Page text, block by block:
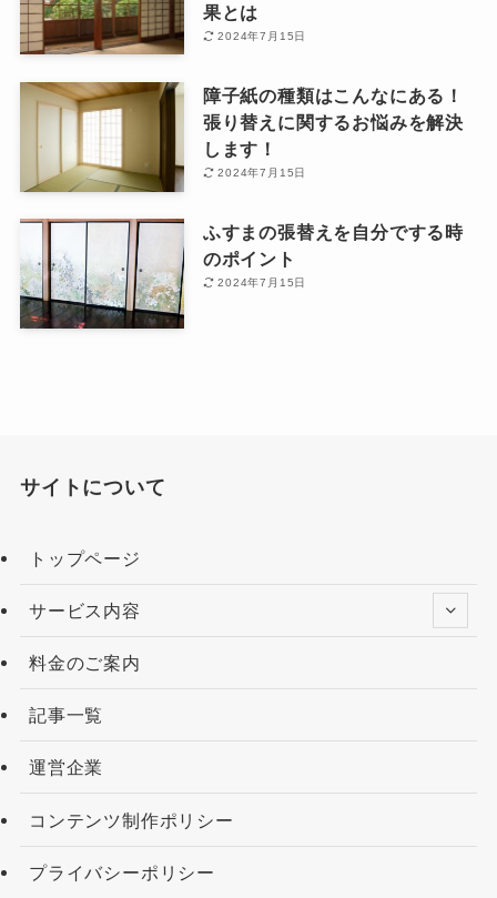
果とは
2024年7月15日
障子紙の種類はこんなにある！
張り替えに関するお悩みを解決
します！
2024年7月15日
ふすまの張替えを自分でする時
のポイント
2024年7月15日
サイトについて
トップページ
サービス内容
料金のご案内
記事一覧
運営企業
コンテンツ制作ポリシー
プライバシーポリシー